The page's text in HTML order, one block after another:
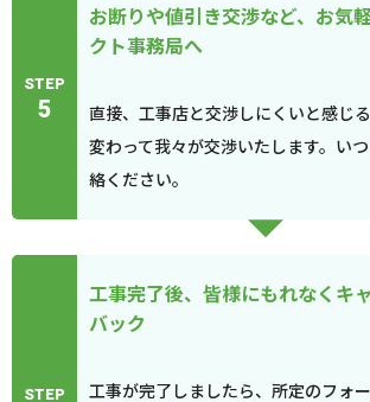
STEP
5
お断りや値引き交渉など、お気
クト事務局へ
直接、工事店と交渉しにくいと感じ
変わって我々が交渉いたします。い
絡ください。
STEP
工事完了後、皆様にもれなくキ
バック
工事が完了しましたら、所定のフォ